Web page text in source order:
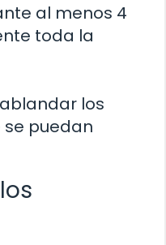
al menos 4
toda la
los
puedan